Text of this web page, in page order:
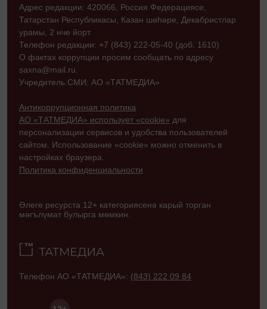
Адрес редакции: 420066, Россия Федерациясе,
Татарстан Республикасы, Казан шәһәре, Декабристлар
урамы, 2 нче йорт
Телефон редакции: +7 (843) 222-05-40 (доб. 1610)
О фактах коррупции просим сообщать по адресу
saxna@mail.ru.
Учредитель СМИ: АО «ТАТМЕДИА»
Антикоррупционная политика
АО «ТАТМЕДИА» использует «cookie» для
персонализации сервисов и удобства пользователей
сайтом. Использование «cookie» можно отменить в
настройках браузера.
Политика конфиденциальности
Әлеге ресурста 12+ категориясенә карый торган
мәгълүмат булырга мөмкин.
Телефон АО «ТАТМЕДИА»: (843) 222 09 84